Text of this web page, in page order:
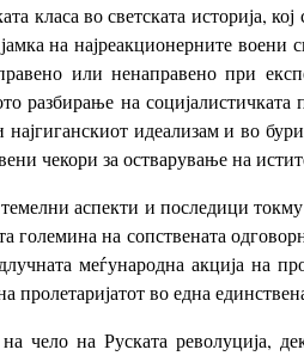
класа во светската историја,
на најреакционерните
или ненаправено при
разбирање на
идеализам и во
чекори за остварување на
аспекти и последици
на сопствената
меѓународна акција на
пролетаријатот во една
чело на Руската револуција,